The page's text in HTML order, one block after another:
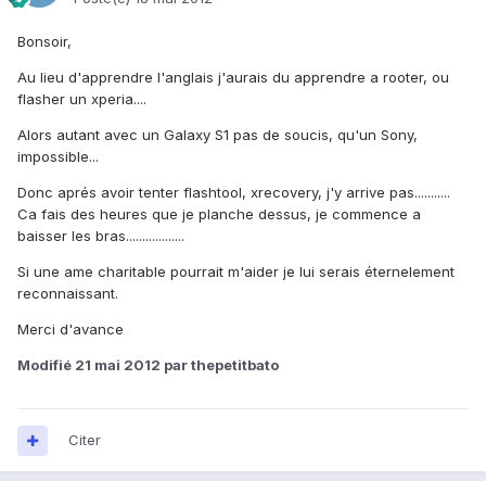
Bonsoir,
Au lieu d'apprendre l'anglais j'aurais du apprendre a rooter, ou
flasher un xperia....
Alors autant avec un Galaxy S1 pas de soucis, qu'un Sony,
impossible...
Donc aprés avoir tenter flashtool, xrecovery, j'y arrive pas...........
Ca fais des heures que je planche dessus, je commence a
baisser les bras..................
Si une ame charitable pourrait m'aider je lui serais éternelement
reconnaissant.
Merci d'avance
Modifié 21 mai 2012 par thepetitbato
Citer